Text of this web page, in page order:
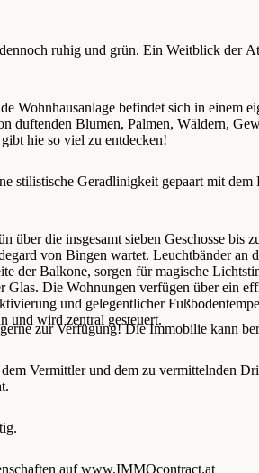
ruhig und grün. Ein Weitblick der
Wohnhausanlage befindet sich in einem
duftenden Blumen, Palmen, Wäldern,
hie so viel zu entdecken!
stilistische Geradlinigkeit gepaart mit dem
über die insgesamt sieben Geschosse bis
von Bingen wartet. Leuchtbänder an
der Balkone, sorgen für magische
Glas. Die Wohnungen verfügen über ein
und gelegentlicher
und wird zentral gesteuert.
zur Verfügung! Die Immobilie kann
Vermittler und dem zu vermittelnden
aufwww.IMMOcontract.at